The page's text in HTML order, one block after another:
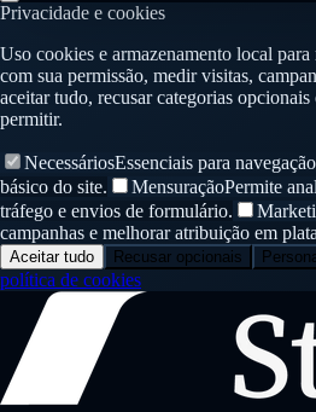
Privacidade e cookies
Uso cookies e armazenamento local
com sua permissão, medir visitas,
aceitar tudo, recusar categorias
permitir.
NecessáriosEssenciais para
básico do site.
MensuraçãoPermite
tráfego e envios de formulário.
campanhas e melhorar atribuição em
Aceitar tudo Recusar opcionais
política de cookies